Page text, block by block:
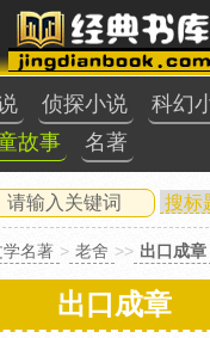
侦探小说 科幻
故事 名著
学名著 > 老舍 >> 出口成章
出口成章